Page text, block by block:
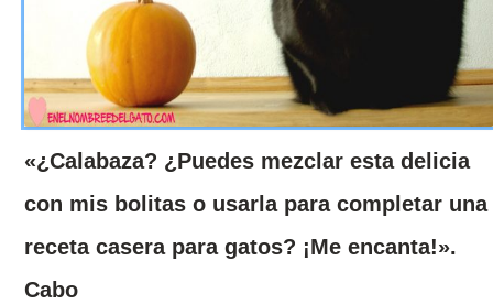
«¿Calabaza? ¿Puedes mezclar esta delicia
con mis bolitas o usarla para completar una
receta casera para gatos? ¡Me encanta!».
Cabo